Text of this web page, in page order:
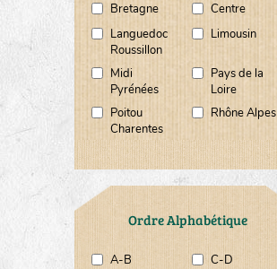
Bretagne
Centre
Languedoc
Roussillon
Limousin
Midi
Pyrénées
Pays de la
Loire
Poitou
Charentes
Rhône Alpes
Ordre Alphabétique
A-B
C-D